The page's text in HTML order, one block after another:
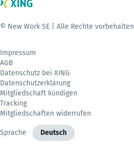
© New Work SE | Alle Rechte vorbehalten
Impressum
AGB
Datenschutz bei XING
Datenschutzerklärung
Mitgliedschaft kündigen
Tracking
Mitgliedschaften widerrufen
Sprache Deutsch